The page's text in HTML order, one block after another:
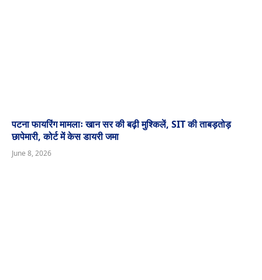
पटना फायरिंग मामलाः खान सर की बढ़ी मुश्किलें, SIT की ताबड़तोड़
छापेमारी, कोर्ट में केस डायरी जमा
June 8, 2026